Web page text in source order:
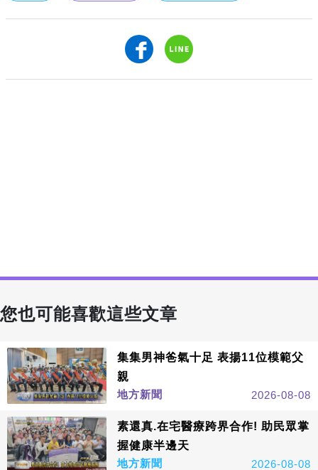
您也可能喜歡這些文章
集集男神爸氣十足 表揚11位模範父
親
地方新聞
2026-08-08
素還真.在宅醫療跨界合作! 助民眾掌
握健康半邊天
地方新聞
2026-08-08